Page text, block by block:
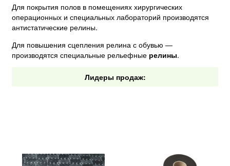
Для покрытия полов в помещениях хирургических
операционных и специальных лабораторий производятся
антистатические релины.
Для повышения сцепления релина с обувью —
производятся специальные рельефные релины.
Лидеры продаж: